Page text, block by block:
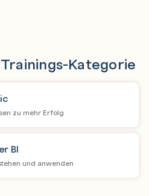
Kategorie
zu mehr Erfolg
BI
und anwenden